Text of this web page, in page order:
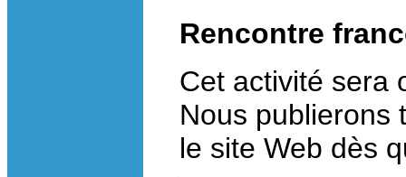
Rencontre
Cet activité sera
Nous publierons
le site Web dès